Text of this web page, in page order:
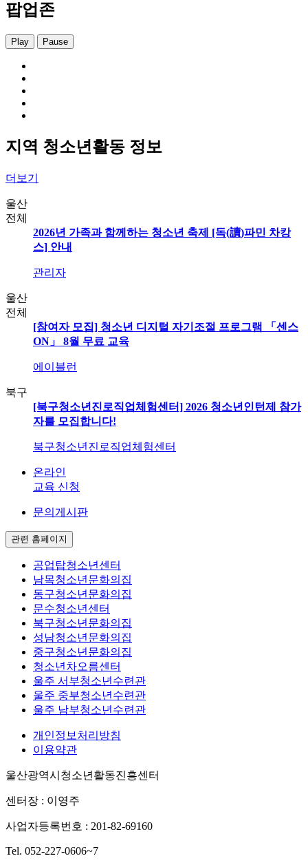
팝업존
Play Pause
지역 청소년활동 정보
더보기
울산
전체
2026년 가족과 함께하는 청소년 축제 [독(讀)파민 차캉
스] 안내
관리자
울산
전체
[참여자 모집] 청소년 디지털 자기조절 프로그램 「센스
ON」 8월 무료 교육
에이블런
북구
[북구청소년진로직업체험센터] 2026 청소년인턴제 참가
자를 모집합니다!
북구청소년진로직업체험센터
온라인
교육 신청
문의게시판
관련 홈페이지
공업탑청소년센터
남목청소년문화의집
동구청소년문화의집
문수청소년센터
북구청소년문화의집
성남청소년문화의집
중구청소년문화의집
청소년차오름센터
울주 서부청소년수련관
울주 중부청소년수련관
울주 남부청소년수련관
개인정보처리방침
이용약관
울산광역시청소년활동진흥센터
센터장 : 이영주
사업자등록번호 : 201-82-69160
Tel. 052-227-0606~7